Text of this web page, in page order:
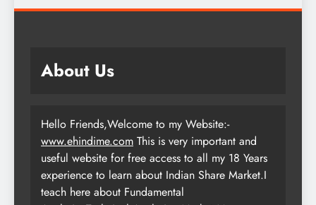
About Us
Hello Friends,Welcome to my Website:-
www.ehindime.com This is very important and
useful website for free access to all my 18 Years
experience to learn about Indian Share Market.I
teach here about Fundamental